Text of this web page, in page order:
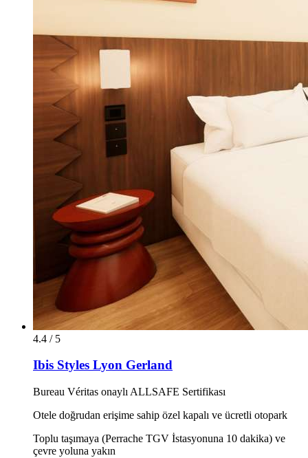
4.4 / 5
Ibis Styles Lyon Gerland
Bureau Véritas onaylı ALLSAFE Sertifikası
Otele doğrudan erişime sahip özel kapalı ve ücretli otopark
Toplu taşımaya (Perrache TGV İstasyonuna 10 dakika) ve
çevre yoluna yakın